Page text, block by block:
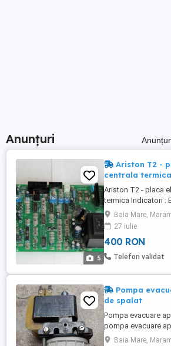
Anunțuri
5
Ariston T2 -
centrala termica
Ariston T2 - placa
termica Indicatori :
piese Placa
alte piese In
FOTOGRAFII reale
mobil, pe email
Baia Mare,
27 iulie
400 RON
Telefon validat
Pompa
de spalat
Pompa evacuare
pompa evacuare
werk 220V , 35W
Baia Mare,